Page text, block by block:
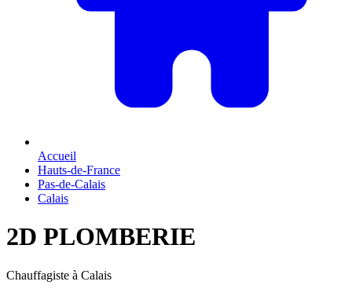
Accueil
Hauts-de-France
Pas-de-Calais
Calais
2D PLOMBERIE
Chauffagiste à Calais